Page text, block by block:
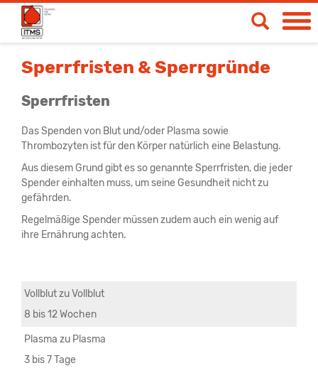
Spendetermine
Über uns
News & Aktionen
Life
Sperrfristen & Sperrgründe
Sperrfristen
Das Spenden von Blut und/oder Plasma sowie
Thrombozyten ist für den Körper natürlich eine Belastung.
Aus diesem Grund gibt es so genannte Sperrfristen, die jeder
Spender einhalten muss, um seine Gesundheit nicht zu
gefährden.
Regelmäßige Spender müssen zudem auch ein wenig auf
ihre Ernährung achten.
Vollblut zu Vollblut
8 bis 12 Wochen
Plasma zu Plasma
3 bis 7 Tage